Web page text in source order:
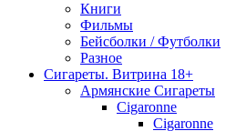
Книги
Фильмы
Бейсболки / Футболки
Разное
Сигареты. Витрина 18+
Армянские Сигареты
Cigaronne
Cigaronne